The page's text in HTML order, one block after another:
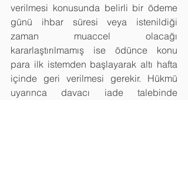
verilmesi konusunda belirli bir ödeme
günü ihbar süresi veya istenildiği
zaman muaccel olacağı
kararlaştırılmamış ise ödünce konu
para ilk istemden başlayarak altı hafta
içinde geri verilmesi gerekir. Hükmü
uyarınca davacı iade talebinde